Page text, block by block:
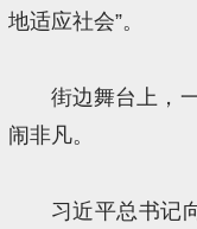
地适应社会”。
街边舞台上，
闹非凡。
习近平总书记